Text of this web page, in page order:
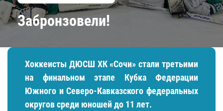
Забронзовели!
Хоккеисты ДЮСШ ХК «Сочи» стали третьими
на финальном этапе Кубка Федерации
Южного и Северо-Кавказского федеральных
округов среди юношей до 11 лет.